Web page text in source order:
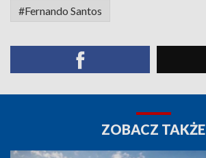
#Fernando Santos
ZOBACZ TAKŻE